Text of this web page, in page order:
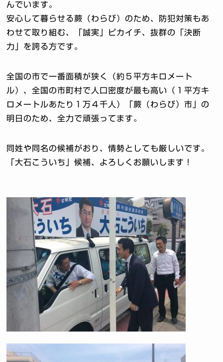
んでいます。
安心して暮らせる蕨（わらび）のため、防犯対策もあ
わせて取り組む、「誠実」ピカイチ、抜群の「決断
力」を誇る方です。
全国の市で一番面積が狭く（約５平方キロメート
ル）、全国の市町村で人口密度が最も高い（１平方キ
ロメートルあたり１万４千人）「蕨（わらび）市」の
明日のため、全力で頑張ってます。
同姓や同名の候補がおり、情勢としても厳しいです。
「大石こういち」候補、よろしくお願いします！